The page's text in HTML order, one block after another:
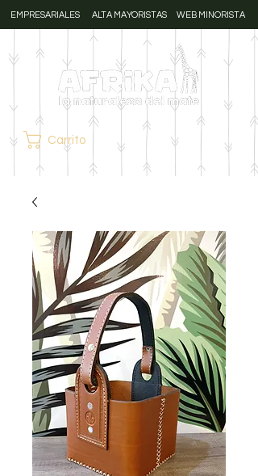
EMPRESARIALES ALTA MAYORISTAS WEB MINORISTA
Carrito